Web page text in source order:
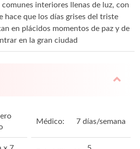
comunes interiores llenas de luz, con
hace que los días grises del triste
en plácidos momentos de paz y de
en la gran ciudad
Médico: 7 días/semana